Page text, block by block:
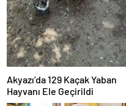
Akyazı’da 129 Kaçak Yaban
Hayvanı Ele Geçirildi